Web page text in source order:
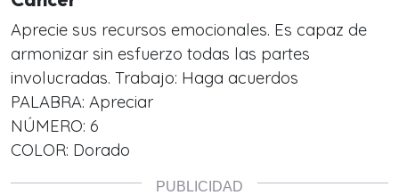
Aprecie sus recursos emocionales. Es capaz de
armonizar sin esfuerzo todas las partes
involucradas. Trabajo: Haga acuerdos
PALABRA: Apreciar
NÚMERO: 6
COLOR: Dorado